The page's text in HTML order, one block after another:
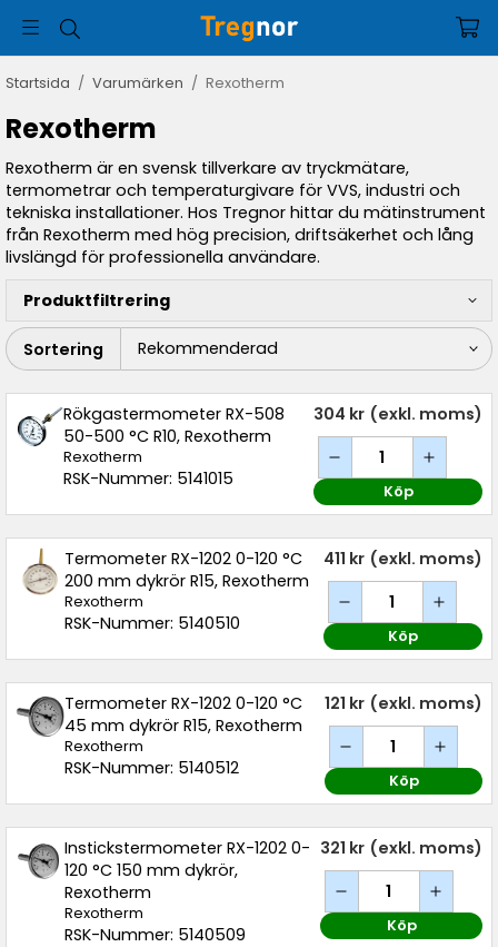
Startsida / Varumärken / Rexotherm
Rexotherm
Rexotherm är en svensk tillverkare av tryckmätare,
termometrar och temperaturgivare för VVS, industri och
tekniska installationer. Hos Tregnor hittar du mätinstrument
från Rexotherm med hög precision, driftsäkerhet och lång
livslängd för professionella användare.
Produktfiltrering
Sortering
Rökgastermometer RX-508
50-500 °C R10, Rexotherm
Rexotherm
RSK-Nummer: 5141015
304 kr (exkl. moms)
Köp
Termometer RX-1202 0-120 °C
200 mm dykrör R15, Rexotherm
Rexotherm
RSK-Nummer: 5140510
411 kr (exkl. moms)
Köp
Termometer RX-1202 0-120 °C
45 mm dykrör R15, Rexotherm
Rexotherm
RSK-Nummer: 5140512
121 kr (exkl. moms)
Köp
Instickstermometer RX-1202 0-
120 °C 150 mm dykrör,
Rexotherm
Rexotherm
RSK-Nummer: 5140509
321 kr (exkl. moms)
Köp